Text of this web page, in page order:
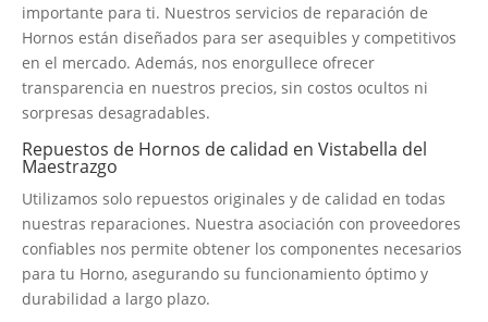
importante para ti. Nuestros servicios de reparación de
Hornos están diseñados para ser asequibles y competitivos
en el mercado. Además, nos enorgullece ofrecer
transparencia en nuestros precios, sin costos ocultos ni
sorpresas desagradables.
Repuestos de Hornos de calidad en Vistabella del
Maestrazgo
Utilizamos solo repuestos originales y de calidad en todas
nuestras reparaciones. Nuestra asociación con proveedores
confiables nos permite obtener los componentes necesarios
para tu Horno, asegurando su funcionamiento óptimo y
durabilidad a largo plazo.